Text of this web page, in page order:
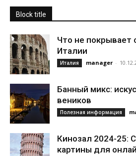
Block title
Что не покрывает
Италии
Италия manager -
Банный микс:
веников
Полезная информация
Кинозал 2024-25:
картины для